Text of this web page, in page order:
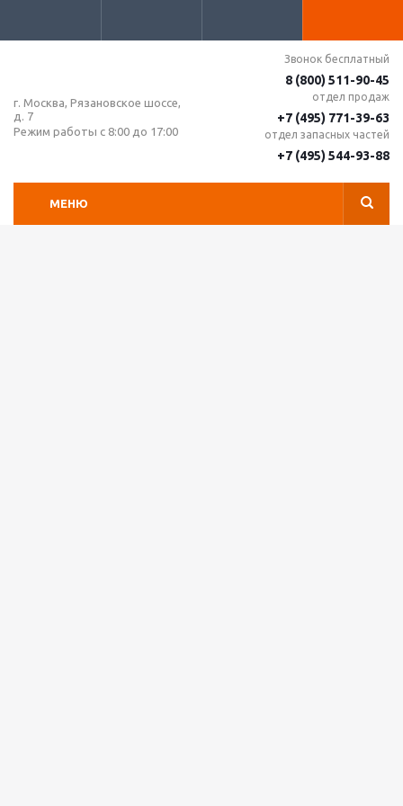
г. Москва, Рязановское шоссе,
д. 7
Режим работы с 8:00 до 17:00
Звонок бесплатный
8 (800) 511-90-45
отдел продаж
+7 (495) 771-39-63
отдел запасных частей
+7 (495) 544-93-88
МЕНЮ